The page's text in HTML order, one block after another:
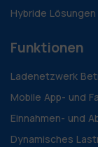
Hybride Lösungen
Funktionen
Ladenetzwerk
Mobile App- und
Einnahmen- und
Dynamisches